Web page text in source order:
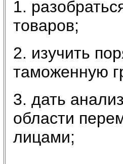
1.
товаров;
2. изучить
таможенную
3. дать
области
лицами;